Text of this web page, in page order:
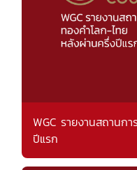
WGC รายงานสถานก
ปีแรก